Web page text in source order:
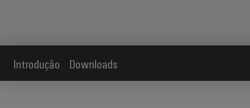
Introdução Downloads